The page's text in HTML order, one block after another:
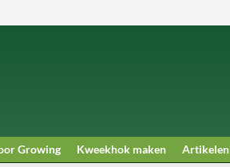
Growing Kweekhok maken Artikelen